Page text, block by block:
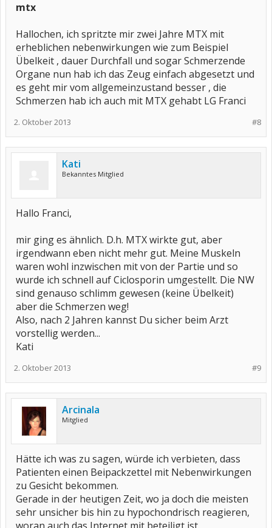
mtx
Hallochen, ich spritzte mir zwei Jahre MTX mit
erheblichen nebenwirkungen wie zum Beispiel
Übelkeit , dauer Durchfall und sogar Schmerzende
Organe nun hab ich das Zeug einfach abgesetzt und
es geht mir vom allgemeinzustand besser , die
Schmerzen hab ich auch mit MTX gehabt LG Franci
#8
2. Oktober 2013
Kati
Bekanntes Mitglied
Hallo Franci,
mir ging es ähnlich. D.h. MTX wirkte gut, aber
irgendwann eben nicht mehr gut. Meine Muskeln
waren wohl inzwischen mit von der Partie und so
wurde ich schnell auf Ciclosporin umgestellt. Die NW
sind genauso schlimm gewesen (keine Übelkeit)
aber die Schmerzen weg!
Also, nach 2 Jahren kannst Du sicher beim Arzt
vorstellig werden...
Kati
#9
2. Oktober 2013
Arcinala
Mitglied
Hätte ich was zu sagen, würde ich verbieten, dass
Patienten einen Beipackzettel mit Nebenwirkungen
zu Gesicht bekommen.
Gerade in der heutigen Zeit, wo ja doch die meisten
sehr unsicher bis hin zu hypochondrisch reagieren,